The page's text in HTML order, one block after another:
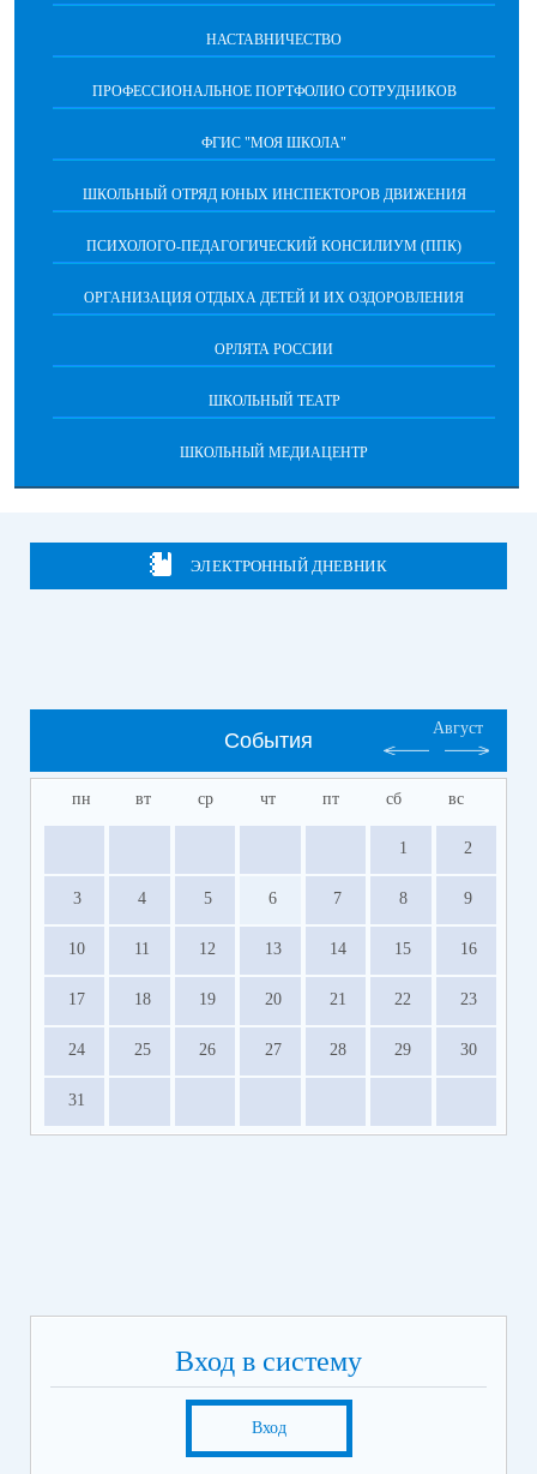
НАСТАВНИЧЕСТВО
ПРОФЕССИОНАЛЬНОЕ ПОРТФОЛИО СОТРУДНИКОВ
ФГИС "МОЯ ШКОЛА"
ШКОЛЬНЫЙ ОТРЯД ЮНЫХ ИНСПЕКТОРОВ ДВИЖЕНИЯ
ПСИХОЛОГО-ПЕДАГОГИЧЕСКИЙ КОНСИЛИУМ (ППК)
ОРГАНИЗАЦИЯ ОТДЫХА ДЕТЕЙ И ИХ ОЗДОРОВЛЕНИЯ
ОРЛЯТА РОССИИ
ШКОЛЬНЫЙ ТЕАТР
ШКОЛЬНЫЙ МЕДИАЦЕНТР
ЭЛЕКТРОННЫЙ ДНЕВНИК
События
Август
пн вт ср чт пт сб вс
1 2
3 4 5 6 7 8 9
10 11 12 13 14 15 16
17 18 19 20 21 22 23
24 25 26 27 28 29 30
31
Вход в систему
Вход